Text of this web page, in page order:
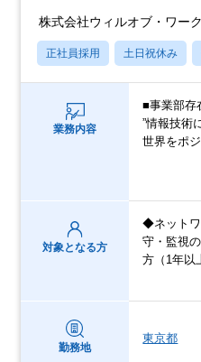
株式会社ウィルオブ・ワーク
正社員採用 土日祝休み
業務内容
■事業部存
”情報技術
世界をポ
対象となる方
◆ネットワ
守・監視
方（1年以
勤務地
東京都